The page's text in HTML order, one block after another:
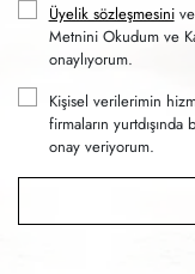
Üyelik sözleşmesinive
Metnini Okudum ve
onaylıyorum.
Kişisel verilerimin
firmaların yurtdışında
onay veriyorum.